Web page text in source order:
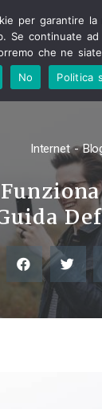
Internet -
per garantire la
Se continuate
che ne
No Politica